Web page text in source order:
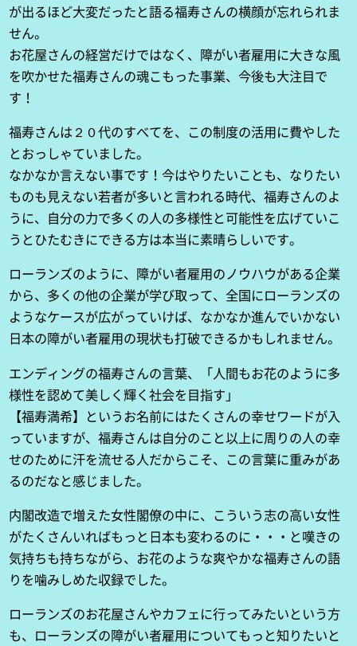
が出るほど大変だったと語る福寿さんの横顔が忘れられま
せん。
お花屋さんの経営だけではなく、障がい者雇用に大きな風
を吹かせた福寿さんの魂こもった事業、今後も大注目で
す！
福寿さんは２０代のすべてを、この制度の活用に費やした
とおっしゃていました。
なかなか言えない事です！今はやりたいことも、なりたい
ものも見えない若者が多いと言われる時代、福寿さんのよ
うに、自分の力で多くの人の多様性と可能性を広げていこ
うとひたむきにできる方は本当に素晴らしいです。
ローランズのように、障がい者雇用のノウハウがある企業
から、多くの他の企業が学び取って、全国にローランズの
ようなケースが広がっていけば、なかなか進んでいかない
日本の障がい者雇用の現状も打破できるかもしれません。
エンディングの福寿さんの言葉、「人間もお花のように多
様性を認めて美しく輝く社会を目指す」
【福寿満希】というお名前にはたくさんの幸せワードが入
っていますが、福寿さんは自分のこと以上に周りの人の幸
せのために汗を流せる人だからこそ、この言葉に重みがあ
るのだなと感じました。
内閣改造で増えた女性閣僚の中に、こういう志の高い女性
がたくさんいればもっと日本も変わるのに・・・と嘆きの
気持ちも持ちながら、お花のような爽やかな福寿さんの語
りを噛みしめた収録でした。
ローランズのお花屋さんやカフェに行ってみたいという方
も、ローランズの障がい者雇用についてもっと知りたいと